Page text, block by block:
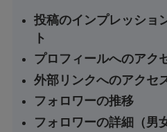
投稿のインプレッショ
ト
プロフィールへのアク
外部リンクへのアクセ
フォロワーの推移
フォロワーの詳細（男